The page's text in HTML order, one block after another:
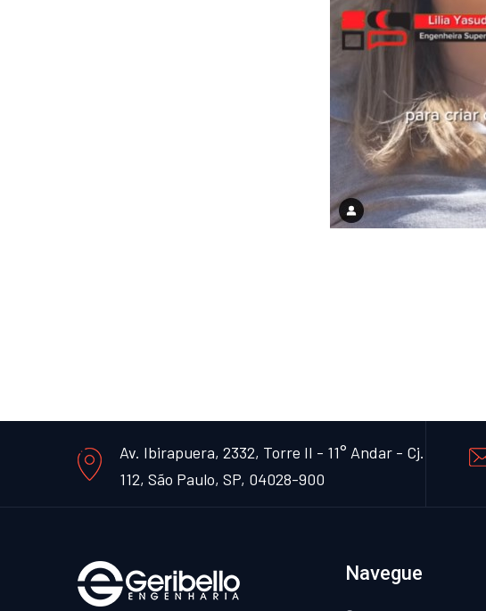
Av. Ibirapuera, 2332, Torre II - 11° Andar - Cj.
112, São Paulo, SP, 04028-900
Navegue